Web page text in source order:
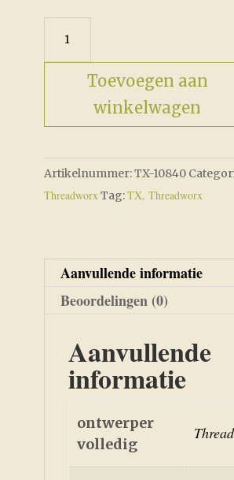
Hunter
aantal
Toevoegen aan
winkelwagen
Artikelnummer:TX-10840
ThreadworxTag:TX, Threadworx
Aanvullende informatie
Beoordelingen (0)
Aanvullende
informatie
ontwerper
volledig